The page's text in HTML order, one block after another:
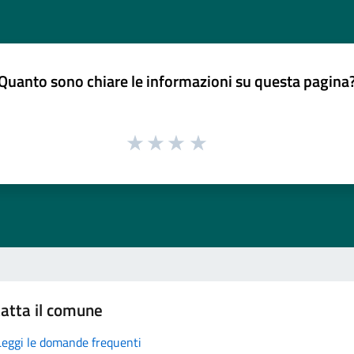
sono chiare le informazioni su questa
il comune
le domande frequenti